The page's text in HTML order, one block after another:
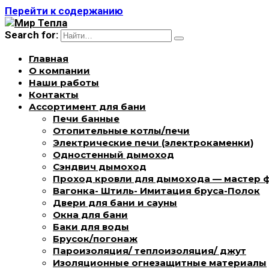
Перейти к содержанию
Search for:
Главная
О компании
Наши работы
Контакты
Ассортимент для бани
Печи банные
Отопительные котлы/печи
Электрические печи (электрокаменки)
Одностенный дымоход
Сэндвич дымоход
Проход кровли для дымохода — мастер
Вагонка- Штиль- Имитация бруса-Полок
Двери для бани и сауны
Окна для бани
Баки для воды
Брусок/погонаж
Пароизоляция/ теплоизоляция/ джут
Изоляционные огнезащитные материалы